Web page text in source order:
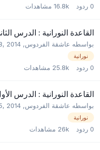
0 ردود 16.8k مشاهدات
القاعدة النورانية : الدرس
بواسطه عاشقة الفردوس,
2014
نورانية
0 ردود 25.8k مشاهدات
القاعدة النورانية : الدرس
بواسطه عاشقة الفردوس,
2014
نورانية
0 ردود 26k مشاهدات